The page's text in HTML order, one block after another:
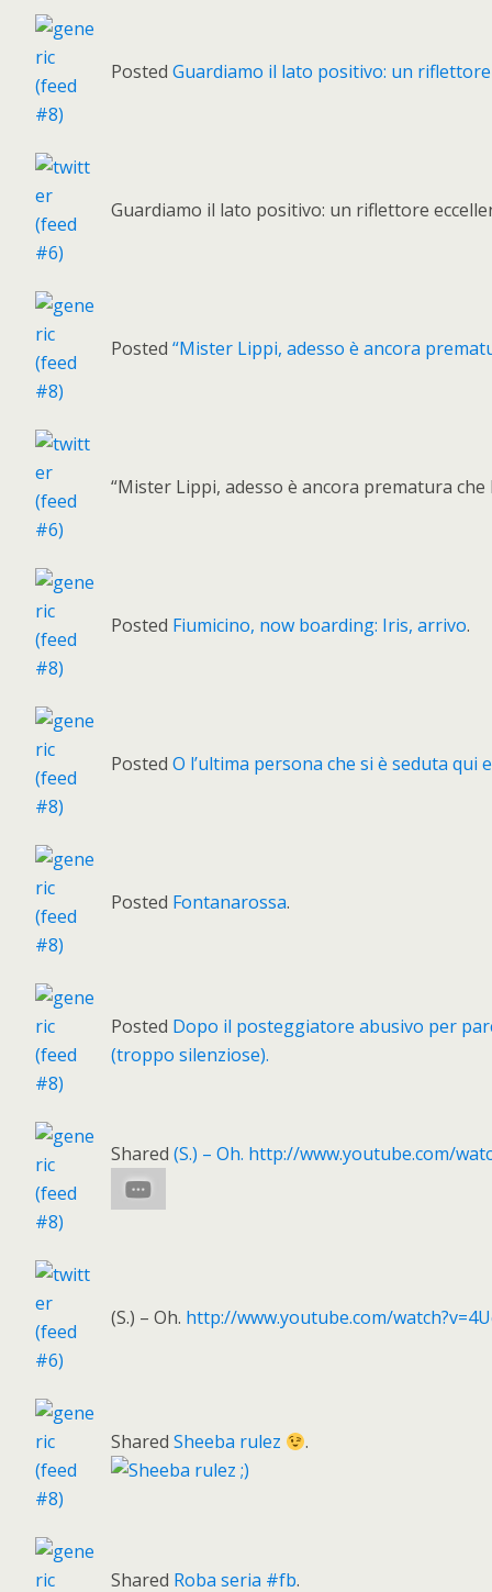
Posted Guardiamo il lato positivo: un
Guardiamo il lato positivo: un riflettore
Posted “Mister Lippi, adesso è ancora
“Mister Lippi, adesso è ancora prematura
Posted Fiumicino, now boarding: Iris, arrivo.
Posted O l’ultima persona che si è seduta
Posted Fontanarossa.
Posted Dopo il posteggiatore abusivo per
(troppo silenziose).
Shared (S.) – Oh. http://www.youtube.com/
(S.) – Oh. http://www.youtube.com/
Shared Sheeba rulez .
Shared Roba seria #fb.